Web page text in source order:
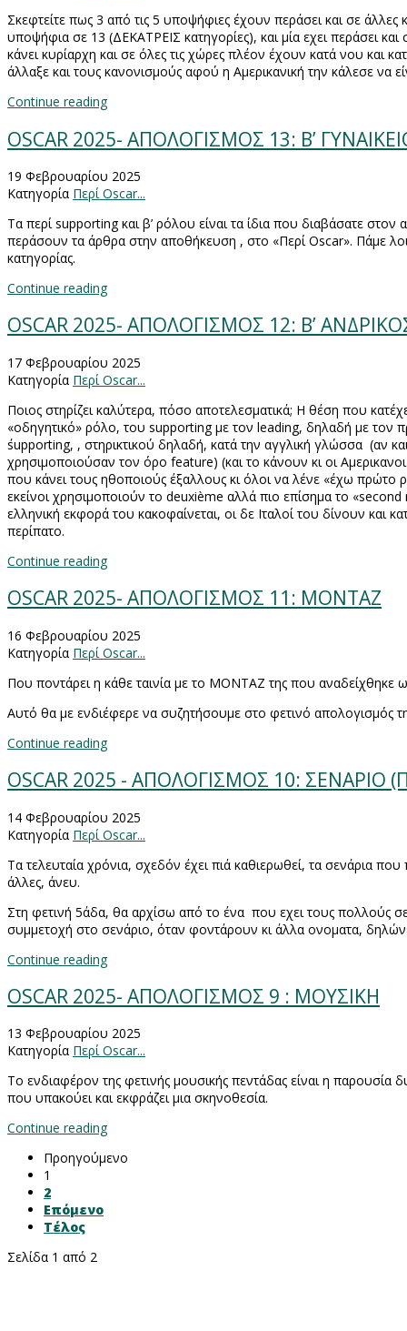
Σκεφτείτε πως 3 από τις 5 υποψήφιες έχουν περάσει και σε άλλες
υποψήφια σε 13 (ΔΕΚΑΤΡΕΙΣ κατηγορίες), και μία εχει περάσει
κάνει κυρίαρχη και σε όλες τις χώρες πλέον έχουν κατά νου και
άλλαξε και τους κανονισμούς αφού η Αμερικανική την κάλεσε να
Continue reading
OSCAR 2025- ΑΠΟΛΟΓΙΣΜΟΣ 13: Β’
19 Φεβρουαρίου 2025
Κατηγορία Περί Oscar...
Τα περίsupporting και β’ ρόλου είναι τα ίδια που διαβάσατε
περάσουν τα άρθρα στην αποθήκευση , στο «ΠερίOscar». Πάμε
κατηγορίας.
Continue reading
OSCAR 2025- ΑΠΟΛΟΓΙΣΜΟΣ 12: Β’
17 Φεβρουαρίου 2025
Κατηγορία Περί Oscar...
Ποιος στηρίζει καλύτερα, πόσο αποτελεσματικά; Η θέση που
«οδηγητικό» ρόλο, του supporting με τον leading, δηλαδή με τον
supporting, , στηρικτικού δηλαδή, κατά την αγγλική γλώσσα (αν
χρησιμοποιούσαν τον όρο feature) (και το κάνουν κι οι
που κάνει τους ηθοποιούς έξαλλους κι όλοι να λένε «έχω πρώτο
εκείνοι χρησιμοποιούν το deuxième αλλά πιο επίσημα το «second
ελληνική εκφορά του κακοφαίνεται, οι δε Ιταλοί του δίνουν και
περίπατο.
Continue reading
OSCAR 2025- ΑΠΟΛΟΓΙΣΜΟΣ 11: ΜΟΝΤΑΖ
16 Φεβρουαρίου 2025
Κατηγορία Περί Oscar...
Που ποντάρει η κάθε ταινία με το ΜΟΝΤΑΖ της που αναδείχθηκε
Αυτό θα με ενδιέφερε να συζητήσουμε στο φετινό απολογισμός
Continue reading
OSCAR 2025 - ΑΠΟΛΟΓΙΣΜΟΣ 10: ΣΕΝΑΡΙΟ
14 Φεβρουαρίου 2025
Κατηγορία Περί Oscar...
Τα τελευταία χρόνια, σχεδόν έχει πιά καθιερωθεί, τα σενάρια
άλλες, άνευ.
Στη φετινή 5άδα, θα αρχίσω από το ένα που εχει τους πολλούς
συμμετοχή στο σενάριο, όταν φοντάρουν κι άλλα ονοματα,
Continue reading
OSCAR 2025- ΑΠΟΛΟΓΙΣΜΟΣ 9 : ΜΟΥΣΙΚΗ
13 Φεβρουαρίου 2025
Κατηγορία Περί Oscar...
Το ενδιαφέρον της φετινής μουσικής πεντάδας είναι η παρουσία
που υπακούει και εκφράζει μια σκηνοθεσία.
Continue reading
Προηγούμενο
1
2
Επόμενο
Τέλος
Σελίδα 1 από 2